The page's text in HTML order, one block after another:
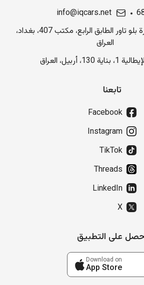
info@iqcars.net
شارع الرواد، عمارة بلو تاور الطابق الرابع، مكتب 407، بغداد،
العراق
130، أربيل، العراق
تابعنا
Facebook
Instagram
TikTok
Threads
LinkedIn
X
على التطبيق
Download on
App Store